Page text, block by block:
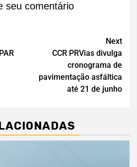
seu comentário
Next
CCR PRVias divulga
cronograma de
pavimentação asfáltica
até 21 de junho